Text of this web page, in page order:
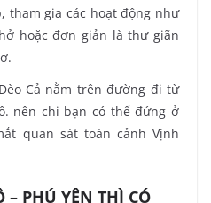
tham gia các hoạt động như
hoặc đơn giản là thư giãn
Cả nằm trên đường đi từ
nên chi bạn có thể đứng ở
quan sát toàn cảnh Vịnh
PHÚ YÊN THÌ CÓ